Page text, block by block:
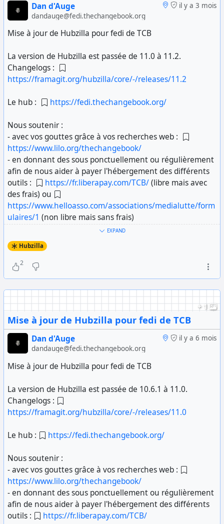
il y a 3 mois
Dan d'Auge
dandauge@fedi.thechangebook.org
Mise à jour de Hubzilla pour fedi de TCB
La version de Hubzilla est passée de 11.0 à 11.2.
Changelogs :
https://framagit.org/hubzilla/core/-/releases/11.2
Le hub : https://fedi.thechangebook.org/
Nous soutenir :
- avec vos gouttes grâce à vos recherches web :
https://www.lilo.org/thechangebook/
- en donnant des sous ponctuellement ou régulièrement
afin de nous aider à payer l'hébergement des différents
outils :
https://fr.liberapay.com/TCB/(libre mais avec
des frais) ou
https://www.helloasso.com/associations/medialutte/form
ulaires/1 (non libre mais sans frais)
Hubzilla, c'est quoi :
https://hubzilla.org/page/info/home
EXPAND
Hubzilla
2
+ 1
Mise à jour de Hubzilla pour fedi de TCB
il y a 6 mois
Dan d'Auge
dandauge@fedi.thechangebook.org
Mise à jour de Hubzilla pour fedi de TCB
La version de Hubzilla est passée de 10.6.1 à 11.0.
Changelogs :
https://framagit.org/hubzilla/core/-/releases/11.0
Le hub : https://fedi.thechangebook.org/
Nous soutenir :
- avec vos gouttes grâce à vos recherches web :
https://www.lilo.org/thechangebook/
- en donnant des sous ponctuellement ou régulièrement
afin de nous aider à payer l'hébergement des différents
outils :
https://fr.liberapay.com/TCB/